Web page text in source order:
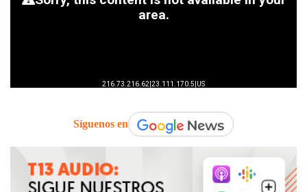
Síguenos en